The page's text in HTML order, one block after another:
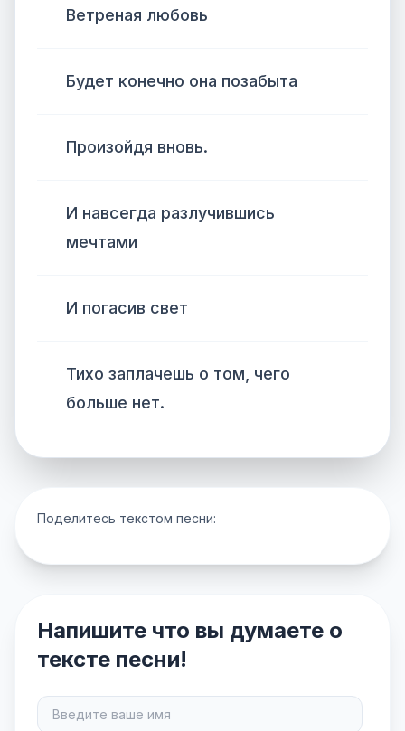
Ветреная любовь
Будет конечно она позабыта
Произойдя вновь.
И навсегда разлучившись
мечтами
И погасив свет
Тихо заплачешь о том, чего
больше нет.
Поделитесь текстом песни:
Напишите что вы думаете о
тексте песни!